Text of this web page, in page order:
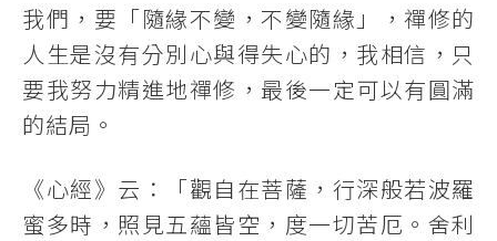
我們，要「隨緣不變，不變隨緣」，禪修的
人生是沒有分別心與得失心的，我相信，只
要我努力精進地禪修，最後一定可以有圓滿
的結局。
《心經》云：「觀自在菩薩，行深般若波羅
蜜多時，照見五蘊皆空，度一切苦厄。舍利